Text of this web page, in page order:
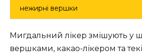
нежирні вершки
Мигдальний лікер змішують у
вершками, какао-лікером та